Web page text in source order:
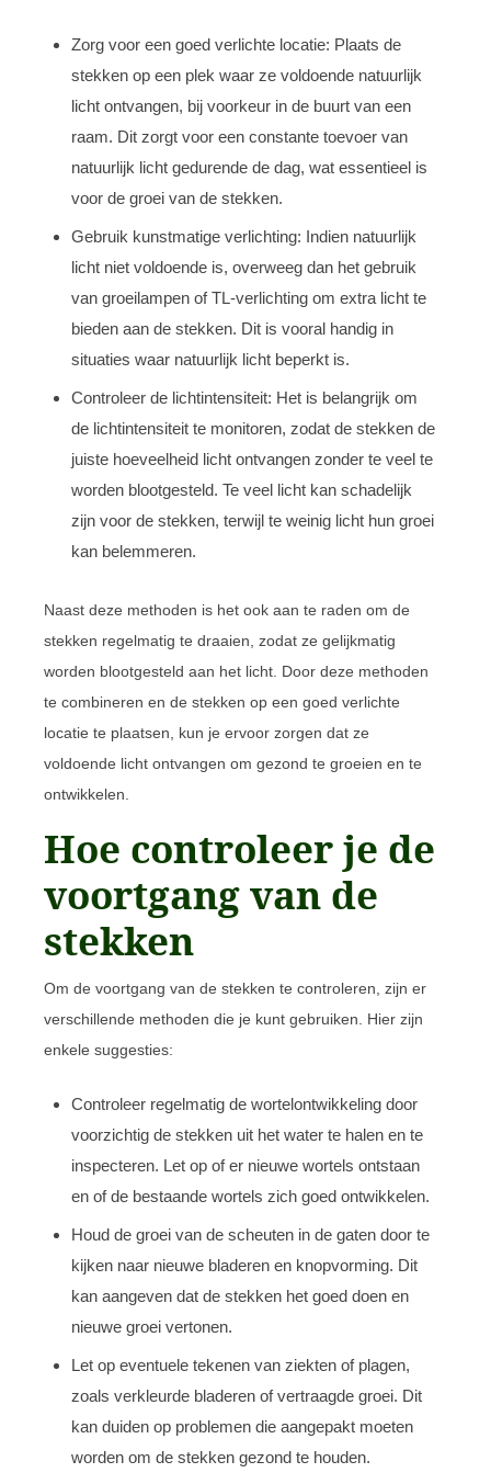
Zorg voor een goed verlichte locatie: Plaats de
stekken op een plek waar ze voldoende natuurlijk
licht ontvangen, bij voorkeur in de buurt van een
raam. Dit zorgt voor een constante toevoer van
natuurlijk licht gedurende de dag, wat essentieel is
voor de groei van de stekken.
Gebruik kunstmatige verlichting: Indien natuurlijk
licht niet voldoende is, overweeg dan het gebruik
van groeilampen of TL-verlichting om extra licht te
bieden aan de stekken. Dit is vooral handig in
situaties waar natuurlijk licht beperkt is.
Controleer de lichtintensiteit: Het is belangrijk om
de lichtintensiteit te monitoren, zodat de stekken de
juiste hoeveelheid licht ontvangen zonder te veel te
worden blootgesteld. Te veel licht kan schadelijk
zijn voor de stekken, terwijl te weinig licht hun groei
kan belemmeren.
Naast deze methoden is het ook aan te raden om de
stekken regelmatig te draaien, zodat ze gelijkmatig
worden blootgesteld aan het licht. Door deze methoden
te combineren en de stekken op een goed verlichte
locatie te plaatsen, kun je ervoor zorgen dat ze
voldoende licht ontvangen om gezond te groeien en te
ontwikkelen.
Hoe controleer je de
voortgang van de
stekken
Om de voortgang van de stekken te controleren, zijn er
verschillende methoden die je kunt gebruiken. Hier zijn
enkele suggesties:
Controleer regelmatig de wortelontwikkeling door
voorzichtig de stekken uit het water te halen en te
inspecteren. Let op of er nieuwe wortels ontstaan
en of de bestaande wortels zich goed ontwikkelen.
Houd de groei van de scheuten in de gaten door te
kijken naar nieuwe bladeren en knopvorming. Dit
kan aangeven dat de stekken het goed doen en
nieuwe groei vertonen.
Let op eventuele tekenen van ziekten of plagen,
zoals verkleurde bladeren of vertraagde groei. Dit
kan duiden op problemen die aangepakt moeten
worden om de stekken gezond te houden.